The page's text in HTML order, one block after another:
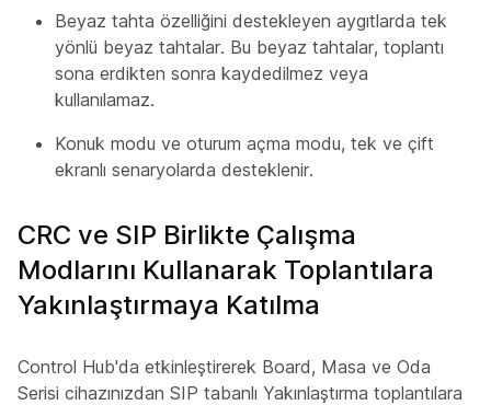
Beyaz tahta özelliğini destekleyen aygıtlarda tek
yönlü beyaz tahtalar. Bu beyaz tahtalar, toplantı
sona erdikten sonra kaydedilmez veya
kullanılamaz.
Konuk modu ve oturum açma modu, tek ve çift
ekranlı senaryolarda desteklenir.
CRC ve SIP Birlikte Çalışma
Modlarını Kullanarak Toplantılara
Yakınlaştırmaya Katılma
Control Hub'da etkinleştirerek Board, Masa ve Oda
Serisi cihazınızdan SIP tabanlı Yakınlaştırma toplantılara